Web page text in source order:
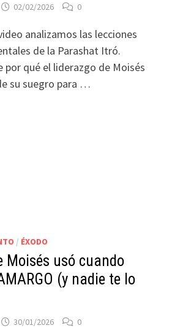
02/02/2026 0
analizamos las lecciones
de la Parashat Itró.
por qué el liderazgo de Moisés
su suegro para …
/ ÉXODO
Moisés usó cuando
(y nadie te lo
30/01/2026 0